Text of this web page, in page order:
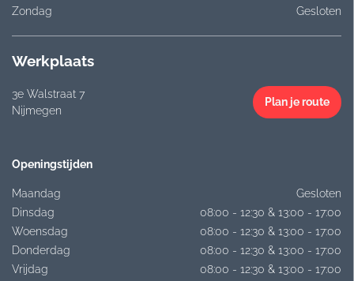
Zondag
Gesloten
Werkplaats
3e Walstraat 7
Nijmegen
Plan je route
Openingstijden
Maandag
Gesloten
Dinsdag
08:00 - 12:30 & 13:00 - 17:00
Woensdag
08:00 - 12:30 & 13:00 - 17:00
Donderdag
08:00 - 12:30 & 13:00 - 17:00
Vrijdag
08:00 - 12:30 & 13:00 - 17:00